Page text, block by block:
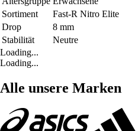
Sortiment
Fast-R Nitro Elite
Drop
8 mm
Stabilität
Neutre
Loading...
Loading...
Alle unsere Marken